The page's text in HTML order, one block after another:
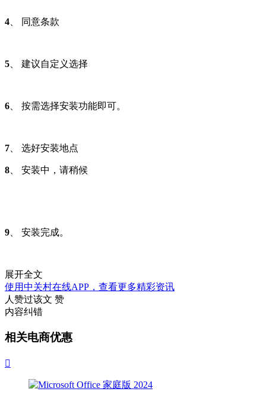
4 、 同意条款
5 、 建议自定义选择
6 、 按需选择安装功能即可。
7 、 选好安装地点
8 、 安装中，请稍候
9 、 安装完成。
展开全文
使用中关村在线APP，查看更多精彩资讯
人赞过该文 赞
内容纠错
相关电商优惠
